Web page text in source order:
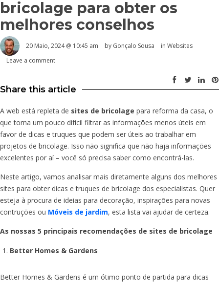
bricolage para obter os
melhores conselhos
20 Maio, 2024 @ 10:45 am by Gonçalo Sousa in Websites
Leave a comment
Share this article
A web está repleta de sites de bricolage para reforma da casa, o
que torna um pouco difícil filtrar as informações menos úteis em
favor de dicas e truques que podem ser úteis ao trabalhar em
projetos de bricolage. Isso não significa que não haja informações
excelentes por aí – você só precisa saber como encontrá-las.
Neste artigo, vamos analisar mais diretamente alguns dos melhores
sites para obter dicas e truques de bricolage dos especialistas. Quer
esteja à procura de ideias para decoração, inspirações para novas
contruções ou Móveis de jardim, esta lista vai ajudar de certeza.
As nossas 5 principais recomendações de sites de bricolage
Better Homes & Gardens
Better Homes & Gardens é um ótimo ponto de partida para dicas